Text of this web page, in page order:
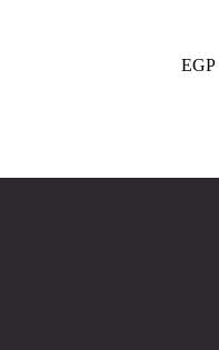
EGP